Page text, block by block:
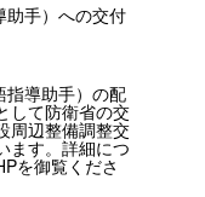
助手）への交付
指導助手）の配
して防衛省の交
周辺整備調整交
ます。詳細につ
を御覧くださ